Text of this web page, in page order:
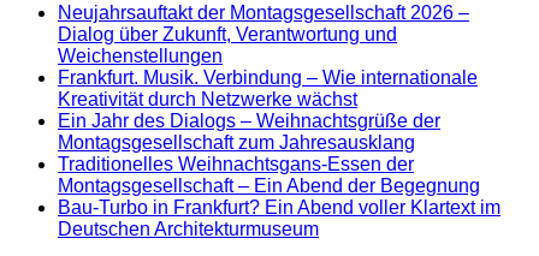
Neujahrsauftakt der Montagsgesellschaft 2026 –
Dialog über Zukunft, Verantwortung und
Weichenstellungen
Frankfurt. Musik. Verbindung – Wie internationale
Kreativität durch Netzwerke wächst
Ein Jahr des Dialogs – Weihnachtsgrüße der
Montagsgesellschaft zum Jahresausklang
Traditionelles Weihnachtsgans-Essen der
Montagsgesellschaft – Ein Abend der Begegnung
Bau-Turbo in Frankfurt? Ein Abend voller Klartext im
Deutschen Architekturmuseum